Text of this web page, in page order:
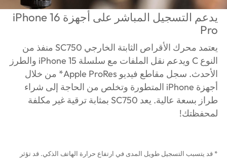
يدعم التسجيل المباشر على أجهزة iPhone 16
Pro
يعتمد محرك الأقراص الثابتة الخارجي SC750 منفذ من
النوع C ويدعم نقل الملفات مع سلسلة iPhone 15 والطرز
الأحدث. سجل مقاطع فيديو Apple ProRes* من خلال
أجهزة iPhone المتطورة وتخلص من الحاجة إلى شراء
طراز بسعة عالية. يعد SC750 بمثابة ترقية غير مكلفة
لمحفظتك!
* قد يتسبب التسجيل طويل المدى في ارتفاع حرارة الهاتف الذكي. قد تؤثر